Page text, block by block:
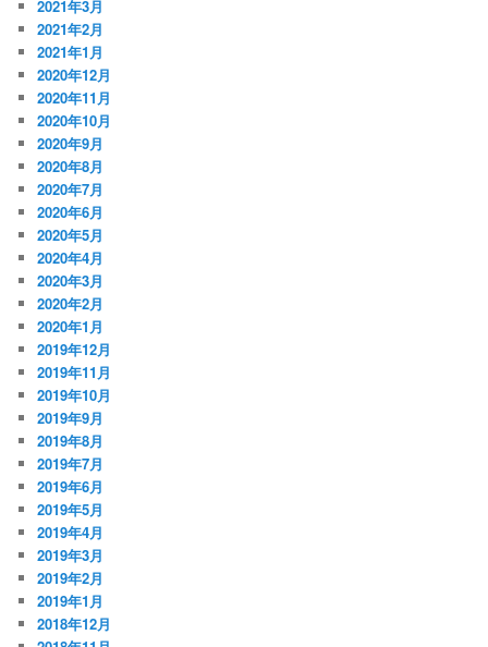
2021年3月
2021年2月
2021年1月
2020年12月
2020年11月
2020年10月
2020年9月
2020年8月
2020年7月
2020年6月
2020年5月
2020年4月
2020年3月
2020年2月
2020年1月
2019年12月
2019年11月
2019年10月
2019年9月
2019年8月
2019年7月
2019年6月
2019年5月
2019年4月
2019年3月
2019年2月
2019年1月
2018年12月